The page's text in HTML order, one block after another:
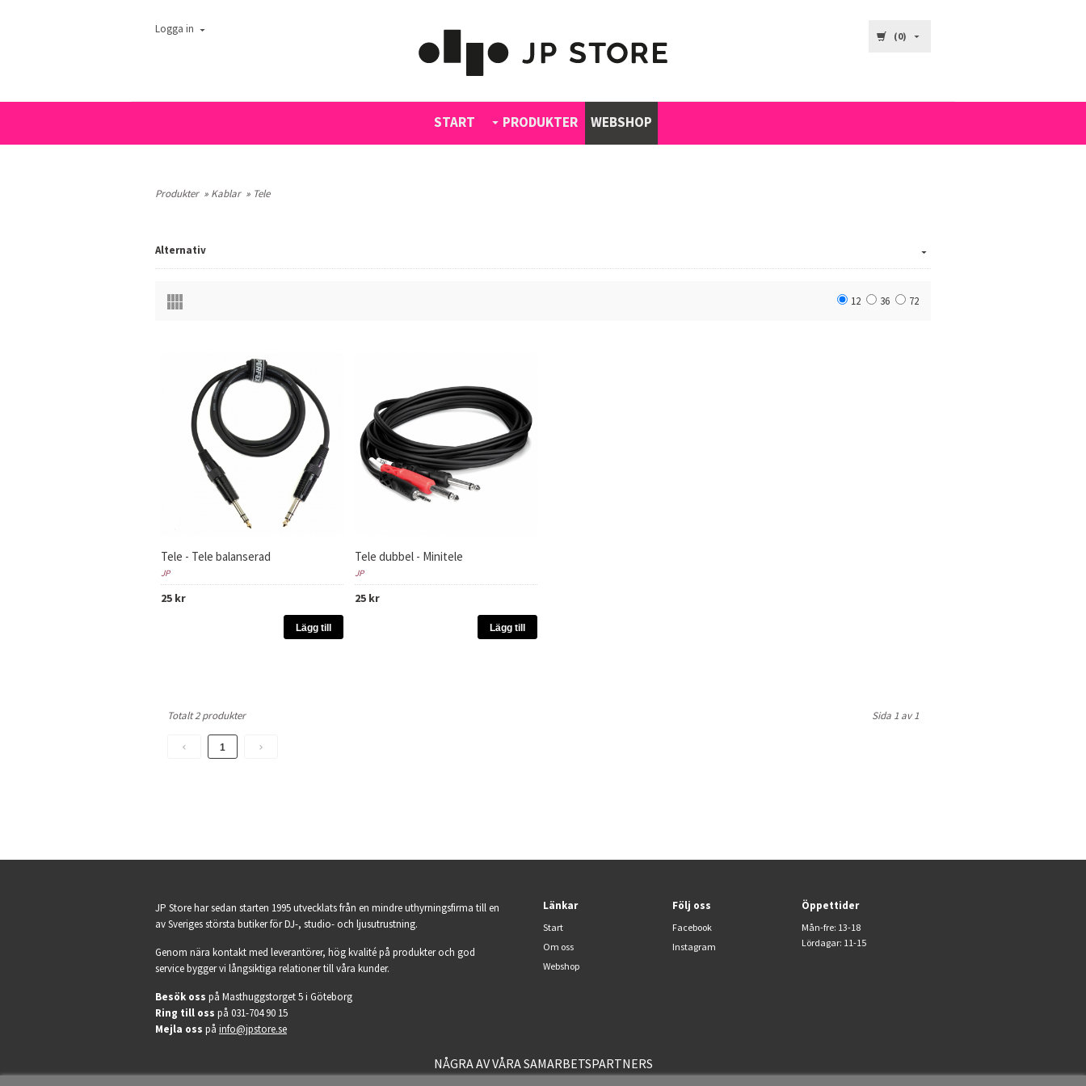
Logga in
(0)
START PRODUKTER WEBSHOP
Produkter » Kablar » Tele
Alternativ
12 36 72
Tele - Tele balanserad
JP
25 kr
Lägg till
Tele dubbel - Minitele
JP
25 kr
Lägg till
Totalt 2 produkter Sida 1 av 1
1
JP Store har sedan starten 1995 utvecklats från en mindre uthyrningsfirma till en
av Sveriges största butiker för DJ-, studio- och ljusutrustning.
Genom nära kontakt med leverantörer, hög kvalité på produkter och god
service bygger vi långsiktiga relationer till våra kunder.
Besök oss på Masthuggstorget 5 i Göteborg
Ring till oss på 031-704 90 15
Mejla oss på info@jpstore.se
Länkar
Start
Om oss
Webshop
Följ oss
Facebook
Instagram
Öppettider
Mån-fre: 13-18
Lördagar: 11-15
NÅGRA AV VÅRA SAMARBETSPARTNERS